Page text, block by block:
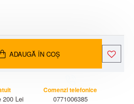
ADAUGĂ ÎN COŞ
200 Lei
Comenzi telefonice
0771006385